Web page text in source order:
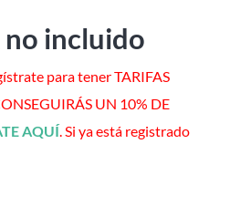
no incluido
para tener TARIFAS
UN 10% DE
AQUÍ. Si ya está registrado